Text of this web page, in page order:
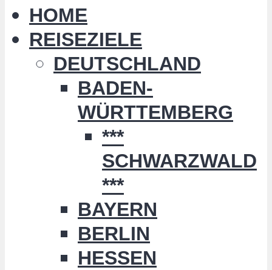
HOME
REISEZIELE
DEUTSCHLAND
BADEN-
WÜRTTEMBERG
***
SCHWARZWALD
***
BAYERN
BERLIN
HESSEN